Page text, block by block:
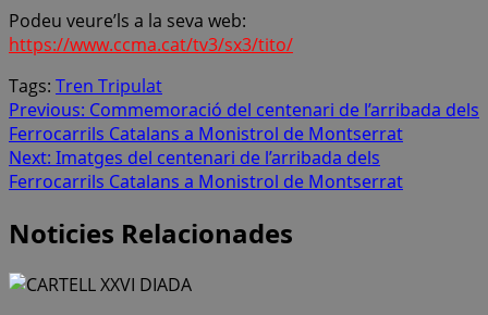
Podeu veure’ls a la seva web:
https://www.ccma.cat/tv3/sx3/tito/
Tags: Tren Tripulat
Post
navigation
Previous: Commemoració del centenari de l’arribada dels
Ferrocarrils Catalans a Monistrol de Montserrat
Next: Imatges del centenari de l’arribada dels
Ferrocarrils Catalans a Monistrol de Montserrat
Noticies Relacionades